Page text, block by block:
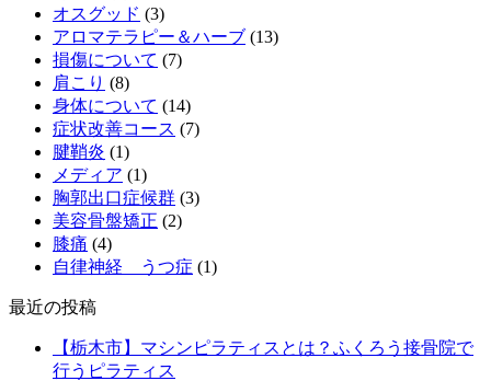
オスグッド (3)
アロマテラピー＆ハーブ (13)
損傷について (7)
肩こり (8)
身体について (14)
症状改善コース (7)
腱鞘炎 (1)
メディア (1)
胸郭出口症候群 (3)
美容骨盤矯正 (2)
膝痛 (4)
自律神経 うつ症 (1)
最近の投稿
【栃木市】マシンピラティスとは？ふくろう接骨院で
行うピラティス